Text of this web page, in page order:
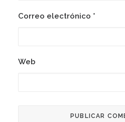
Correo electrónico *
Web